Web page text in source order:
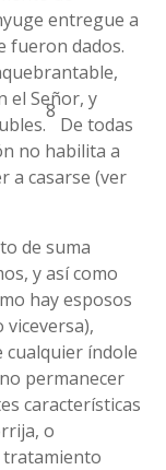
entregue a
fueron dados.
el Señor, y
8
De todas
no habilita a
a casarse (ver
de suma
y así como
hay esposos
cualquier índole
permanecer
características
o
tratamiento